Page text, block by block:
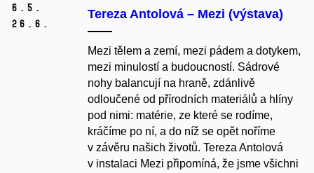
6. 5.
26. 6.
Tereza Antolová – Mezi (výstava)
Mezi tělem a zemí, mezi pádem a dotykem,
mezi minulostí a budoucností. Sádrové
nohy balancují na hraně, zdánlivě
odloučené od přírodních materiálů a hlíny
pod nimi: matérie, ze které se rodíme,
kráčíme po ní, a do níž se opět noříme
v závěru našich životů. Tereza Antolová
v instalaci Mezi připomíná, že jsme všichni